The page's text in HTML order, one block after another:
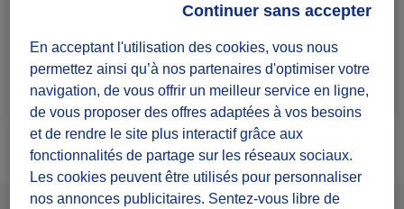
Rejoindre le groupe 1 défi lancé
En acceptant l'utilisation des cookies, vous nous
permettez ainsi qu’à nos partenaires d'optimiser votre
navigation, de vous offrir un meilleur service en ligne,
de vous proposer des offres adaptées à vos besoins
et de rendre le site plus interactif grâce aux
fonctionnalités de partage sur les réseaux sociaux.
Les cookies peuvent être utilisés pour personnaliser
nos annonces publicitaires. Sentez-vous libre de
Continuer sans accepter